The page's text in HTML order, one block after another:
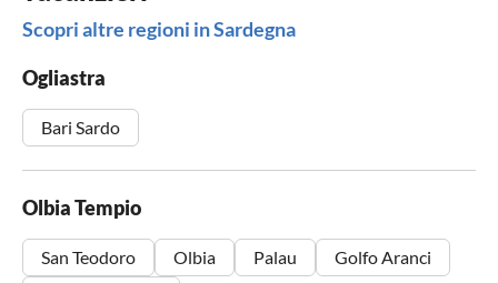
Scopri altre regioni in Sardegna
Ogliastra
Bari Sardo
Olbia Tempio
San Teodoro Olbia Palau
Golfo Aranci